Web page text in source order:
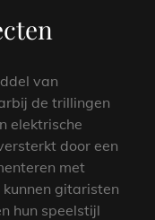
van
de trillingen
elektrische
door een
met
gitaristen
hun speelstijl